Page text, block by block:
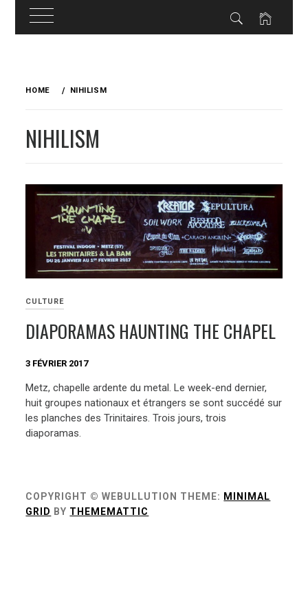
HOME NIHILISM
NIHILISM
CULTURE
DIAPORAMAS HAUNTING THE CHAPEL
3 FÉVRIER 2017
Metz, chapelle ardente du metal. Le week-end dernier,
huit groupes nationaux et étrangers se sont succédé sur
les planches des Trinitaires. Trois jours, trois
diaporamas.
COPYRIGHT © WEBULLUTION THEME: MINIMAL
GRID BY THEMEMATTIC